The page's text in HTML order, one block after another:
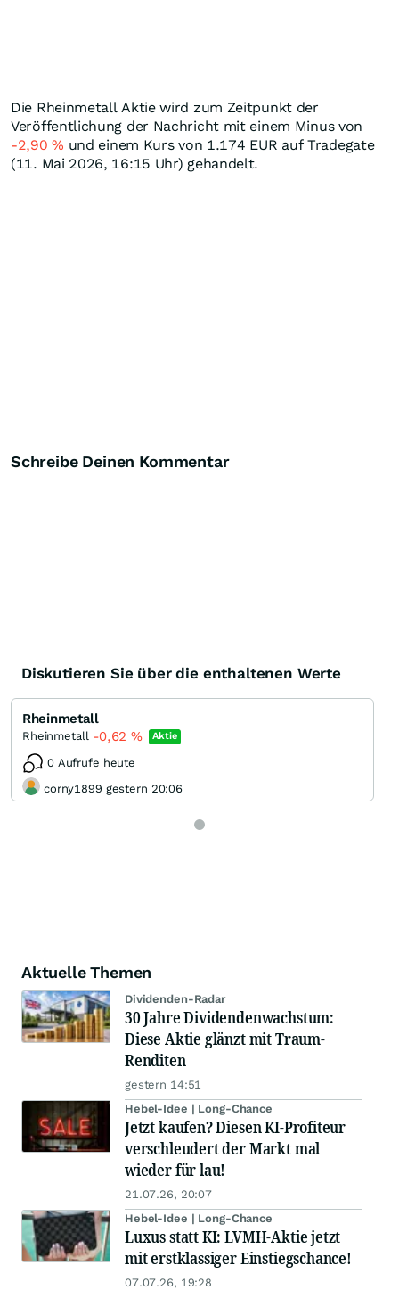
Die Rheinmetall Aktie wird zum Zeitpunkt der
Veröffentlichung der Nachricht mit einem Minus von
-2,90% und einem Kurs von 1.174 EUR auf Tradegate
(11. Mai 2026, 16:15 Uhr) gehandelt.
Schreibe Deinen Kommentar
Diskutieren Sie über die enthaltenen Werte
Rheinmetall
Rheinmetall -0,62 % Aktie
0 Aufrufe heute
corny1899 gestern 20:06
Aktuelle Themen
Dividenden-Radar
30 Jahre Dividendenwachstum:
Diese Aktie glänzt mit Traum-
Renditen
gestern 14:51
Hebel-Idee | Long-Chance
Jetzt kaufen? Diesen KI-Profiteur
verschleudert der Markt mal
wieder für lau!
21.07.26, 20:07
Hebel-Idee | Long-Chance
Luxus statt KI: LVMH-Aktie jetzt
mit erstklassiger Einstiegschance!
07.07.26, 19:28